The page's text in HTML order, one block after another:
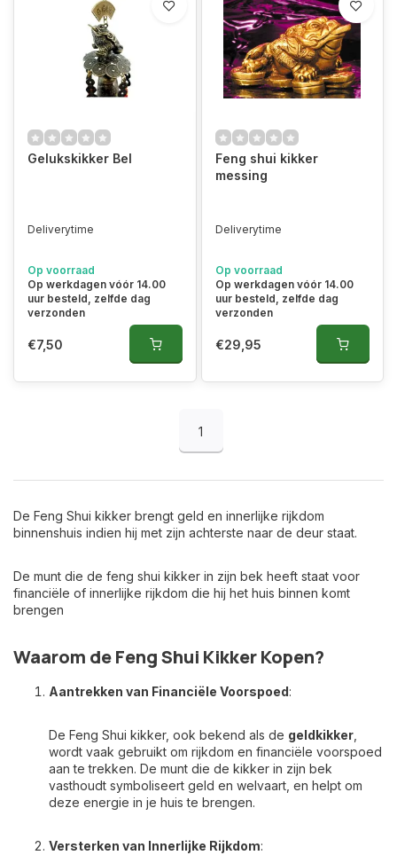
Gelukskikker Bel
Deliverytime
Op voorraad
Op werkdagen vóór 14.00
uur besteld, zelfde dag
verzonden
€7,50
Feng shui kikker
messing
Deliverytime
Op voorraad
Op werkdagen vóór 14.00
uur besteld, zelfde dag
verzonden
€29,95
1
De Feng Shui kikker brengt geld en innerlijke rijkdom
binnenshuis indien hij met zijn achterste naar de deur staat.
De munt die de feng shui kikker in zijn bek heeft staat voor
financiële of innerlijke rijkdom die hij het huis binnen komt
brengen
Waarom de Feng Shui Kikker Kopen?
Aantrekken van Financiële Voorspoed:
De Feng Shui kikker, ook bekend als de geldkikker
wordt vaak gebruikt om rijkdom en financiële voorspoed
aan te trekken. De munt die de kikker in zijn bek
vasthoudt symboliseert geld en welvaart, en helpt om
deze energie in je huis te brengen.
Versterken van Innerlijke Rijkdom: